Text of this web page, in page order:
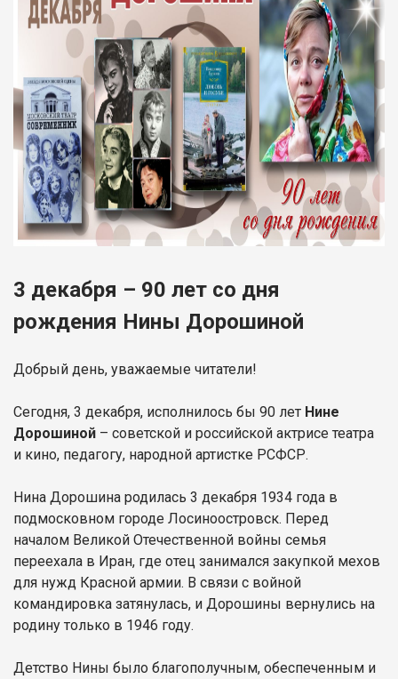
3 декабря – 90 лет со дня
рождения Нины Дорошиной
Добрый день, уважаемые читатели!
Сегодня, 3 декабря, исполнилось бы 90 лет Нине
Дорошиной – советской и российской актрисе театра
и кино, педагогу, народной артистке РСФСР.
Нина Дорошина родилась 3 декабря 1934 года в
подмосковном городе Лосиноостровск. Перед
началом Великой Отечественной войны семья
переехала в Иран, где отец занимался закупкой мехов
для нужд Красной армии. В связи с войной
командировка затянулась, и Дорошины вернулись на
родину только в 1946 году.
Детство Нины было благополучным, обеспеченным и